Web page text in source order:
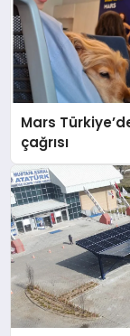
Mars
çağrısı